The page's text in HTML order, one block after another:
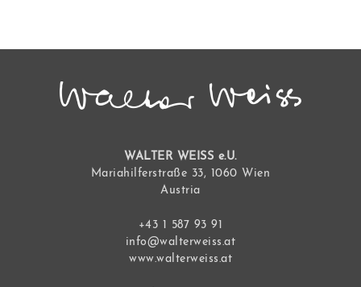
WALTER WEISS e.U.
Mariahilferstraße 33, 1060 Wien
Austria
+43 1 587 93 91
info@walterweiss.at
www.walterweiss.at